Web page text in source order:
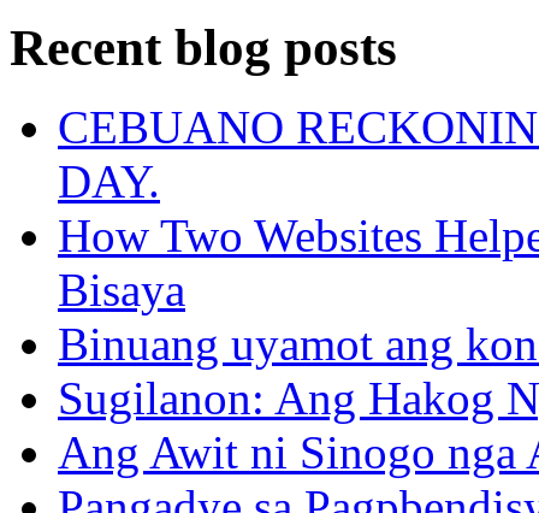
Recent blog posts
CEBUANO
DAY.
How Two Websites
Bisaya
Binuang uyamot ang
Sugilanon: Ang Hakog
Ang Awit ni Sinogo nga